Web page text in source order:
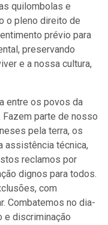
quilombolas e
o pleno direito de
prévio para
preservando
e a nossa cultura,
entre os povos da
parte de nosso
pela terra, os
assistência técnica,
reclamos por
dignos para todos.
com
Combatemos no dia-
e discriminação